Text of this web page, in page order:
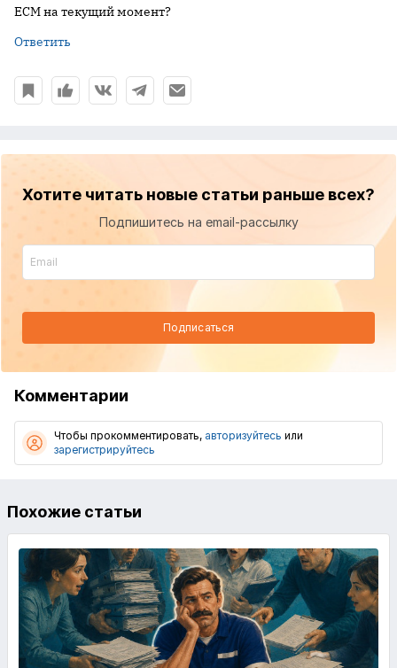
ECM на текущий момент?
Ответить
Хотите читать новые статьи раньше всех?
Подпишитесь на email-рассылку
Подписаться
Комментарии
Чтобы прокомментировать, авторизуйтесь или
зарегистрируйтесь
Похожие статьи